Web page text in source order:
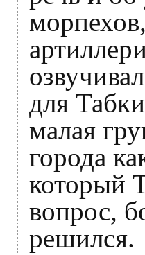
для
малая
города
который
вопрос,
решился.